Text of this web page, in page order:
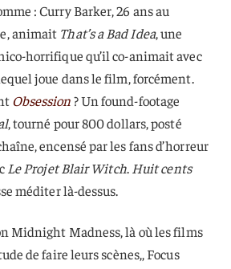
: Curry Barker, 26 ans au
animait That’s a Bad Idea, une
horrifique qu’il co-animait avec
joue dans le film, forcément.
Obsession? Un found-footage
, tourné pour 800 dollars, posté
encensé par les fans d’horreur
Le Projet Blair Witch. Huit cents
méditer là-dessus.
Midnight Madness, là où les films
de faire leurs scènes,, Focus